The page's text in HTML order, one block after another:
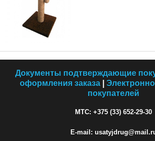
Документы подтверждающие
оформления заказа|
покупателей
МТС: +375 (33) 652-29-30
E-mail: